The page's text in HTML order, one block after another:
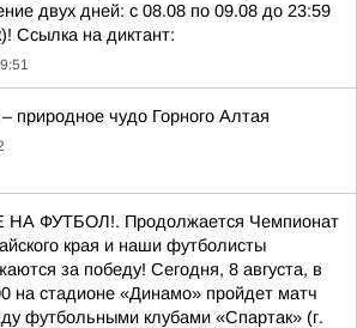
двух дней: с 08.08 по 09.08 до 23:59
Ссылка на диктант:
природное чудо Горного Алтая
НА ФУТБОЛ!. Продолжается Чемпионат
края и наши футболисты
за победу! Сегодня, 8 августа, в
на стадионе «Динамо» пройдет матч
футбольными клубами «Спартак» (г.